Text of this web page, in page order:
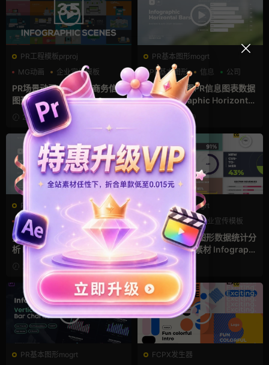
PR工程模板prproj
MG动画
企业宣传模板
公司
PR场景动画 扁平风格商务信息
图形场景Pr模板
2023-03-15
PR基本图形mogrt
PR基本图形
信息 公司
柱状图条形图PR信息图表数据
模板 Infographic Horizontal
Bar Charts
2023-01-29
PR基本图形mogrt
PR基本图形
信息 公司
折线统计图数据走势图数据分
析 PR动态图形模板 Infograp
hic Area & Line Graphs
2023-01-28
PR基本图形mogrt
PR基本图形
企业宣传模板
信息
Premiere信息图形数据统计分
析对比pr剪辑素材 Infographi
cs2023-01-25
PR基本图形mogrt
FCPX发生器